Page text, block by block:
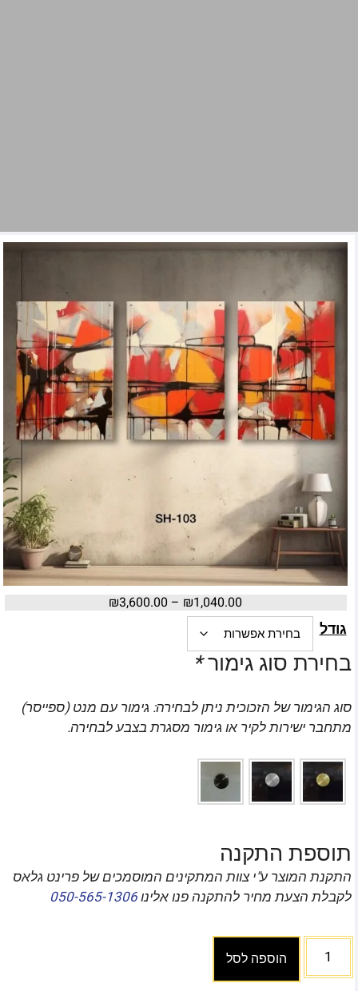
₪1,040.00
–
₪3,600.00
גודל
בחירת סוג גימור*
סוג הגימור של הזכוכית ניתן לבחירה: גימור עם מנט (ספייסר)
מתחבר ישירות לקיר או גימור מסגרת בצבע לבחירה.
תוספת התקנה
התקנת המוצר ע"י צוות המתקינים המוסמכים של פרינט גלאס
לקבלת הצעת מחיר להתקנה פנו אלינו050-565-1306
הוספה לסל